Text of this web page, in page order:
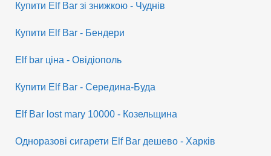
Купити Elf Bar зі знижкою - Чуднів
Купити Elf Bar - Бендери
Elf bar ціна - Овідіополь
Купити Elf Bar - Середина-Буда
Elf Bar lost mary 10000 - Козельщина
Одноразові сигарети Elf Bar дешево - Харків